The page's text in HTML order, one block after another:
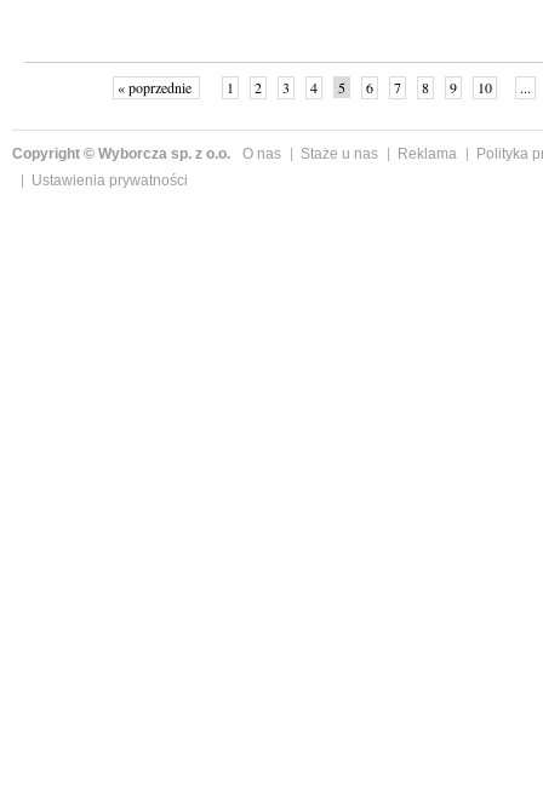
« poprzednie 1 2 3 4 5 6 7 8 9 10 ...
Copyright © Wyborcza sp. z o.o. O nas Staże u nas Reklama
Polityka
Ustawienia prywatności